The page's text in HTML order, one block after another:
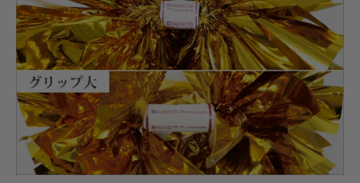
・【カット仕上】ｸﾞﾘｯﾌﾟ大
649円(税込)
・【完成仕上】ｸﾞﾘｯﾌﾟ小
1,188円(税込)
・【完成仕上】ｸﾞﾘｯﾌﾟ大
1,232円(税込)
・【カット仕上】ｸﾞﾘｯﾌﾟ小
693円(税込)
・【カット仕上】ｸﾞﾘｯﾌﾟ大